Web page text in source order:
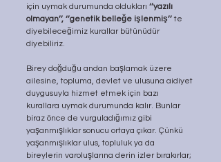
için uymak durumunda oldukları ‘’yazılı
olmayan’’, ‘’genetik belleğe işlenmiş’’ te
diyebileceğimiz kurallar bütünüdür
diyebiliriz.
Birey doğduğu andan başlamak üzere
ailesine, topluma, devlet ve ulusuna aidiyet
duygusuyla hizmet etmek için bazı
kurallara uymak durumunda kalır. Bunlar
biraz önce de vurguladığımız gibi
yaşanmışlıklar sonucu ortaya çıkar. Çünkü
yaşanmışlıklar ulus, topluluk ya da
bireylerin varoluşlarına derin izler bırakırlar;